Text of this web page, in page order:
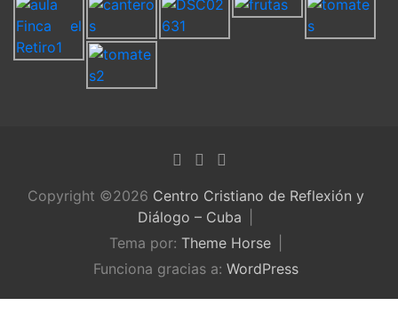
Copyright ©2026 Centro Cristiano de Reflexión y
Diálogo – Cuba
Tema por: Theme Horse
Funciona gracias a: WordPress